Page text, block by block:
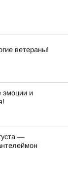
ветераны!
эмоции и
—